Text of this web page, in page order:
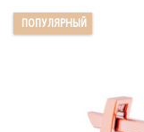
ПОПУЛЯРНЫЙ